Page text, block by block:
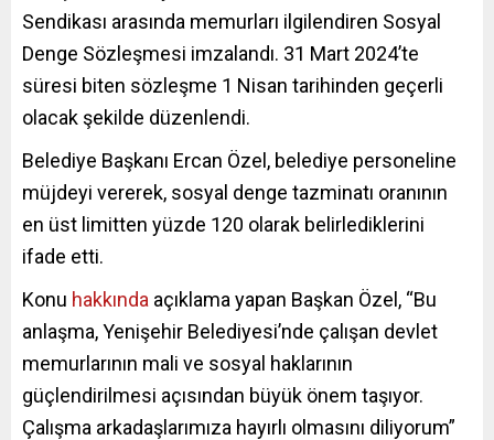
Sendikası arasında memurları ilgilendiren Sosyal
Denge Sözleşmesi imzalandı. 31 Mart 2024’te
süresi biten sözleşme 1 Nisan tarihinden geçerli
olacak şekilde düzenlendi.
Belediye Başkanı Ercan Özel, belediye personeline
müjdeyi vererek, sosyal denge tazminatı oranının
en üst limitten yüzde 120 olarak belirlediklerini
ifade etti.
Konu hakkında açıklama yapan Başkan Özel, “Bu
anlaşma, Yenişehir Belediyesi’nde çalışan devlet
memurlarının mali ve sosyal haklarının
güçlendirilmesi açısından büyük önem taşıyor.
Çalışma arkadaşlarımıza hayırlı olmasını diliyorum”